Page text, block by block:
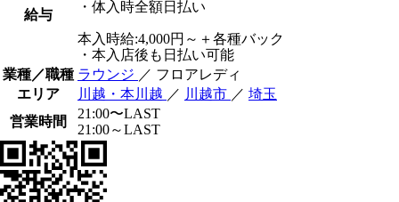
給与
・体入時全額日払い
本入時給:4,000円～＋各種バック
・本入店後も日払い可能
業種／職種 ラウンジ ／ フロアレディ
エリア
川越・本川越 ／ 川越市 ／ 埼玉
営業時間
21:00〜LAST
21:00～LAST